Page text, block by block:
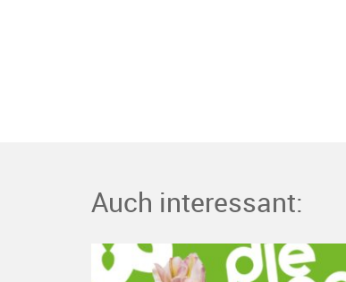
Auch interessant: